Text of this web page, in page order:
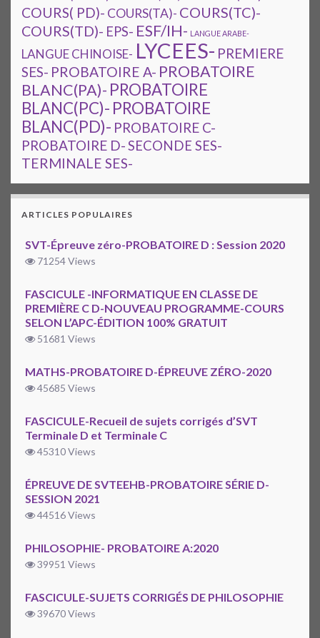
COURS( PD)- COURS(TA)- COURS(TC)-
COURS(TD)- EPS- ESF/IH- LANGUE ARABE-
LANGUE CHINOISE- LYCEES- PREMIERE
SES- PROBATOIRE A- PROBATOIRE
BLANC(PA)- PROBATOIRE
BLANC(PC)- PROBATOIRE
BLANC(PD)- PROBATOIRE C-
PROBATOIRE D-SECONDE SES-
TERMINALE SES-
ARTICLES POPULAIRES
SVT-Épreuve zéro-PROBATOIRE D : Session 2020
71254 Views
FASCICULE -INFORMATIQUE EN CLASSE DE
PREMIÈRE C D-NOUVEAU PROGRAMME-COURS
SELON L’APC-ÉDITION 100% GRATUIT
51681 Views
MATHS-PROBATOIRE D-ÉPREUVE ZÉRO-2020
45685 Views
FASCICULE-Recueil de sujets corrigés d’SVT
Terminale D et Terminale C
45310 Views
ÉPREUVE DE SVTEEHB-PROBATOIRE SÉRIE D-
SESSION 2021
44516 Views
PHILOSOPHIE- PROBATOIRE A:2020
39951 Views
FASCICULE-SUJETS CORRIGÉS DE PHILOSOPHIE
39670 Views